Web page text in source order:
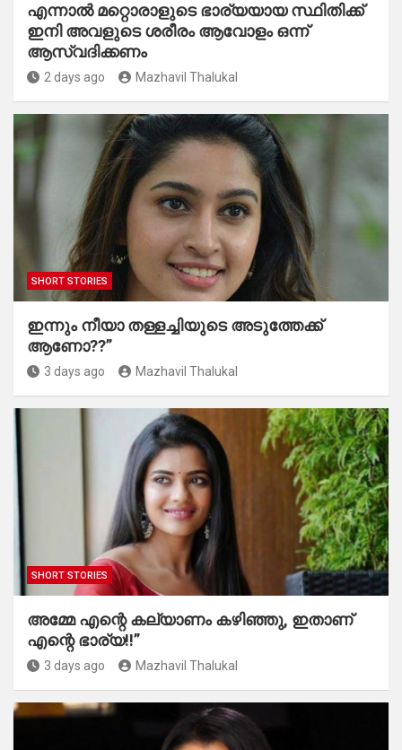
എന്നാൽ മറ്റൊരാളുടെ ഭാര്യയായ സ്ഥിതിക്ക്
ഇനി അവളുടെ ശരീരം ആവോളം ഒന്ന്
ആസ്വദിക്കണം
2 days ago Mazhavil Thalukal
SHORT STORIES
ഇന്നും നീയാ തള്ളച്ചിയുടെ അടുത്തേക്ക്
ആണോ??”
3 days ago Mazhavil Thalukal
SHORT STORIES
അമ്മേ എന്റെ കല്യാണം കഴിഞ്ഞു, ഇതാണ്
എന്റെ ഭാര്യ!!”
3 days ago Mazhavil Thalukal